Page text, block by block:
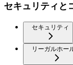
セキュリティと
セキュリティ
リーガルホー